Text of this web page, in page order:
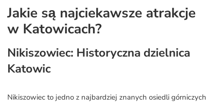
Jakie są najciekawsze atrakcje
w Katowicach?
Nikiszowiec: Historyczna dzielnica
Katowic
Nikiszowiec to jedno z najbardziej znanych osiedli górniczych